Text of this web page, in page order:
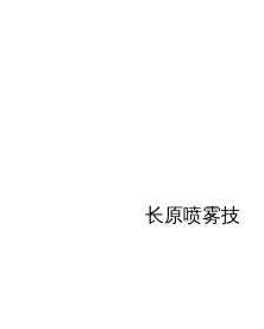
长原喷雾技